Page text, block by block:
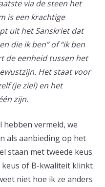
via de steen het
is een krachtige
uit het Sanskriet dat
die ik ben” of “ik ben
de eenheid tussen het
Het staat voor
(je ziel) en het
zijn.
hebben vermeld, we
als aanbieding op het
staan met tweede keus
keus of B-kwaliteit klinkt
niet hoe ik ze anders